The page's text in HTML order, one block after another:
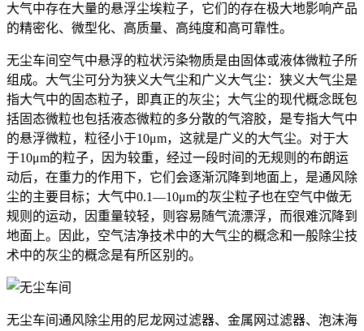
大气中存在大量的悬浮尘埃粒子，它们的存在极大地影响产品
的精密化、微型化、高质量、高纯度和高可靠性。
无尘车间空气中悬浮的粒状污染物质是由固体或液体微粒子所
组成。大气尘可分为狭义大气尘和广义大气尘：狭义大气尘是
指大气中的固态粒子，即真正的灰尘；大气尘的现代概念既包
括固态微粒也包括液态微粒的多分散的气溶胶，是专指大气中
的悬浮微粒，粒径小于10μm，这就是广义的大气尘。对于大
于10μm的粒子，因为较重，经过一段时间的无规则的布朗运
动后，在重力的作用下，它们会逐渐沉降到地面上，是通风除
尘的主要目标；大气中0.1—10μm的灰尘粒子也在空气中做无
规则的运动，因重量较轻，则容易随气流漂浮，而很难沉降到
地面上。因此，空气洁净技术中的大气尘的概念和一般除尘技
术中的灰尘的概念是有所区别的。
无尘车间通风除尘用的尼龙网过滤器、金属网过滤器、泡沫海